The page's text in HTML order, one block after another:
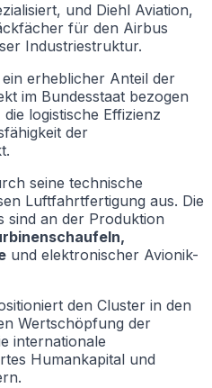
und Diehl Aviation,
für den Airbus
Industriestruktur.
erheblicher Anteil der
im Bundesstaat bezogen
logistische Effizienz
der
seine technische
Luftfahrtfertigung aus. Die
sind an der Produktion
und elektronischer Avionik-
den Cluster in den
Wertschöpfung der
internationale
Humankapital und